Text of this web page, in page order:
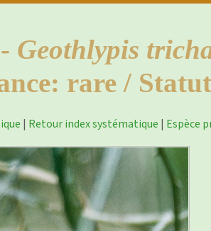
Geothlypis
rare /
| Retour index systématique | Espèce